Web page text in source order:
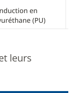
leurs